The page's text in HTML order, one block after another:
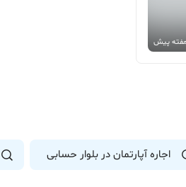
اجاره آپارتمان در بلوار حسابی